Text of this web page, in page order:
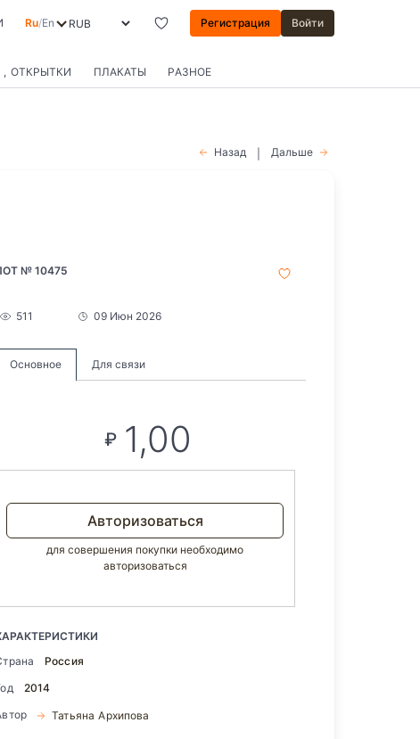
Ru/En Регистрация Войти
ОТКРЫТКИ ПЛАКАТЫ РАЗНОЕ
Назад Дальше
№ 10475
511 09 Июн 2026
Основное Для связи
₽ 1,00
Авторизоваться
для совершения покупки необходимо
авторизоваться
Россия
2014
Татьяна Архипова